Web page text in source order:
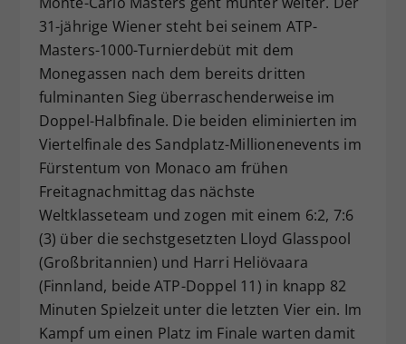
31-jährige Wiener steht bei seinem ATP-
Masters-1000-Turnierdebüt mit dem
Monegassen nach dem bereits dritten
fulminanten Sieg überraschenderweise im
Doppel-Halbfinale. Die beiden eliminierten im
Viertelfinale des Sandplatz-Millionenevents im
Fürstentum von Monaco am frühen
Freitagnachmittag das nächste
Weltklasseteam und zogen mit einem 6:2, 7:6
(3) über die sechstgesetzten Lloyd Glasspool
(Großbritannien) und Harri Heliövaara
(Finnland, beide ATP-Doppel 11) in knapp 82
Minuten Spielzeit unter die letzten Vier ein. Im
Kampf um einen Platz im Finale warten damit
Zweck
Dieser Wert speichert Ihre Consent-
Einstellungen. Unter anderem eine
historische Speicherung Ihrer
vorgenommen Einstellungen, falls der
Webseiten-Betreiber dies eingestellt
hat.